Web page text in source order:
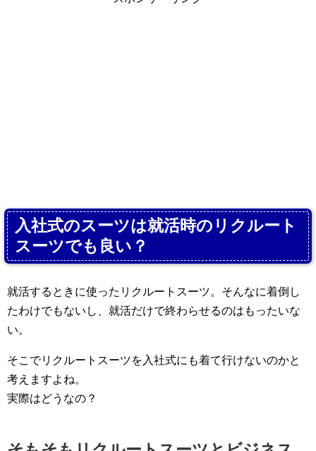
入社式のスーツは就活時のリクルート
スーツでも良い？
就活するときに使ったリクルートスーツ。そんなに着倒し
たわけでもないし、就活だけで終わらせるのはもったいな
い。
そこでリクルートスーツを入社式にも着て行けないのかと
考えますよね。
実際はどうなの？